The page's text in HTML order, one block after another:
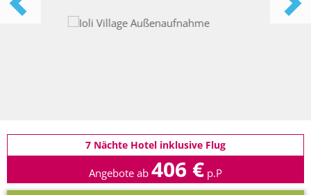
7 Nächte Hotel inklusive Flug
Angebote ab 406 € p.P